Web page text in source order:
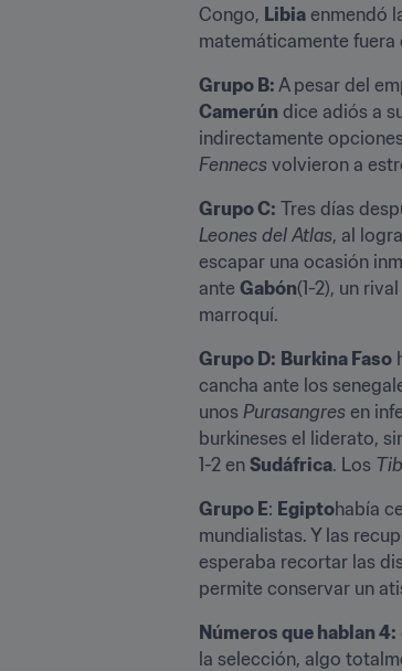
Congo, Libia enmendó
matemáticamente fuera
Grupo B: A pesar del
Camerún dice adiós a
indirectamente
Fennecs volvieron a
Grupo C: Tres días
Leones del Atlas, al
escapar una ocasión
ante Gabón(1-2), un
marroquí.
Grupo D: Burkina Faso
cancha ante los
unos Purasangres en
burkineses el liderato,
1-2 en Sudáfrica. Los
Grupo E: Egiptohabía
mundialistas. Y las
esperaba recortar las
permite conservar un
Números que hablan 4:
la selección, algo